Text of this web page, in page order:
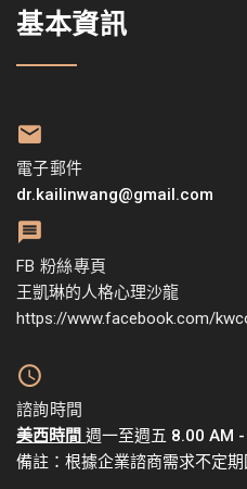
基本資訊
電子郵件
dr.kailinwang@gmail.com
FB 粉絲專頁
王凱琳的人格心理沙龍
https://www.facebook.com/
諮詢時間
美西時間 週一至週五 8.00 AM
備註：根據企業諮商需求不定期